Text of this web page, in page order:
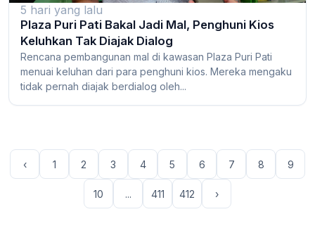
5 hari yang lalu
Plaza Puri Pati Bakal Jadi Mal, Penghuni Kios
Keluhkan Tak Diajak Dialog
Rencana pembangunan mal di kawasan Plaza Puri Pati
menuai keluhan dari para penghuni kios. Mereka mengaku
tidak pernah diajak berdialog oleh...
‹ 1 2 3 4 5 6 7 8 9
10 ... 411 412 ›